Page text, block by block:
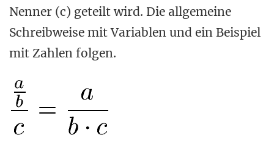
Nenner (c) geteilt wird. Die allgemeine
Schreibweise mit Variablen und ein Beispiel
mit Zahlen folgen.